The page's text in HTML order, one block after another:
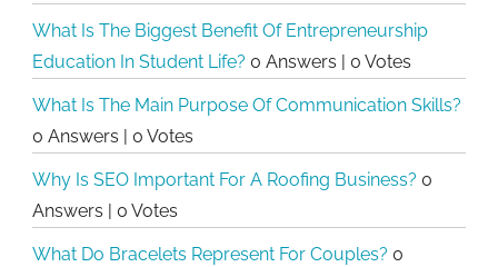
What Is The Biggest Benefit Of Entrepreneurship
Education In Student Life? 0 Answers 0 Votes
What Is The Main Purpose Of Communication Skills?
0 Answers
0 Votes
Why Is SEO Important For A Roofing Business? 0
Answers
0 Votes
What Do Bracelets Represent For Couples? 0